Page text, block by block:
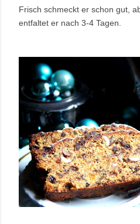
Frisch schmeckt er schon gut,
entfaltet er nach 3-4 Tagen.